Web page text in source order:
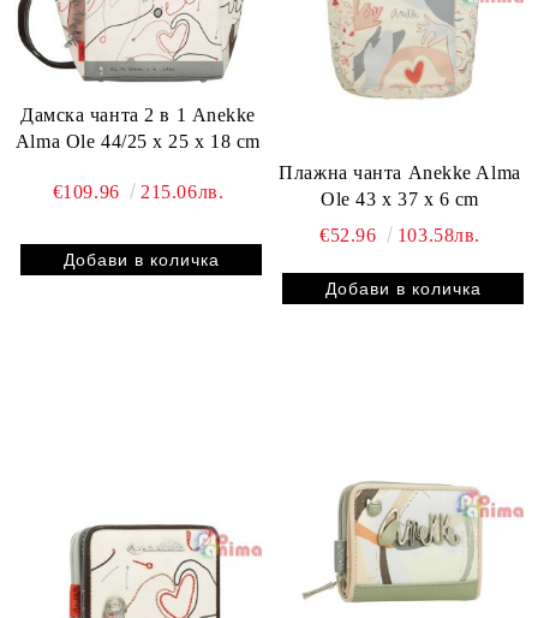
Дамска чанта 2 в 1 Anekke
Alma Ole 44/25 x 25 x 18 cm
€109.96 215.06лв.
Плажна чанта Anekke Alma
Ole 43 x 37 x 6 cm
€52.96
103.58лв.